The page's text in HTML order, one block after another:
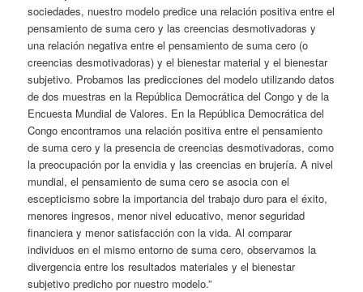
sociedades, nuestro modelo predice una relación positiva entre el
pensamiento de suma cero y las creencias desmotivadoras y
una relación negativa entre el pensamiento de suma cero (o
creencias desmotivadoras) y el bienestar material y el bienestar
subjetivo. Probamos las predicciones del modelo utilizando datos
de dos muestras en la República Democrática del Congo y de la
Encuesta Mundial de Valores. En la República Democrática del
Congo encontramos una relación positiva entre el pensamiento
de suma cero y la presencia de creencias desmotivadoras, como
la preocupación por la envidia y las creencias en brujería. A nivel
mundial, el pensamiento de suma cero se asocia con el
escepticismo sobre la importancia del trabajo duro para el éxito,
menores ingresos, menor nivel educativo, menor seguridad
financiera y menor satisfacción con la vida. Al comparar
individuos en el mismo entorno de suma cero, observamos la
divergencia entre los resultados materiales y el bienestar
subjetivo predicho por nuestro modelo.”